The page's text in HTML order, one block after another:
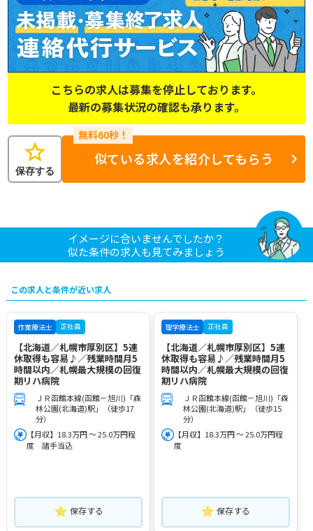
こちらの求人は募集を停止しております。
最新の募集状況の確認も承ります。
star
保存する
似ている求人を紹介してもらう
イメージに合いませんでしたか？
似た条件の求人も見てみましょう
この求人と条件が近い求人
作業療法士 正社員
【北海道／札幌市厚別区】5連
休取得も容易♪／残業時間月5
時間以内／札幌最大規模の回復
期リハ病院
ＪＲ函館本線(函館－旭川)「森
林公園(北海道)駅」（徒歩17
分）
【月収】18.3万円 ～ 25.0万円程
度 諸手当込
保存する
理学療法士 正社員
【北海道／札幌市厚別区】5連
休取得も容易♪／残業時間月5
時間以内／札幌最大規模の回復
期リハ病院
ＪＲ函館本線(函館－旭川)「森
林公園(北海道)駅」（徒歩15
分）
【月収】18.3万円 ～ 25.0万円程
度
保存する